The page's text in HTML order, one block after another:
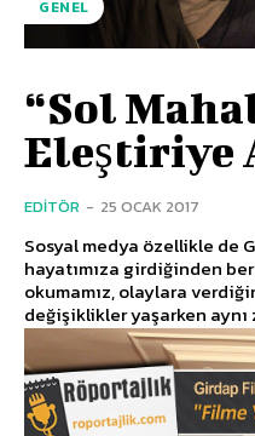
GENEL
“Sol
Eleştiriye
EDITÖR - 25 OCAK 2017
Sosyal medya özellikle de
hayatımıza girdiğinden
okumamız, olaylara
değişiklikler yaşarken aynı